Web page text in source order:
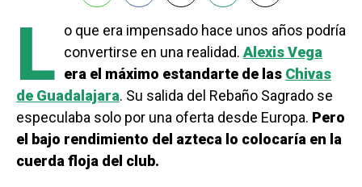
L o que era impensado hace unos años podría
convertirse en una realidad. Alexis Vega
era el máximo estandarte de las Chivas
de Guadalajara. Su salida del Rebaño Sagrado se
especulaba solo por una oferta desde Europa. Pero
el bajo rendimiento del azteca lo colocaría en la
cuerda floja del club.